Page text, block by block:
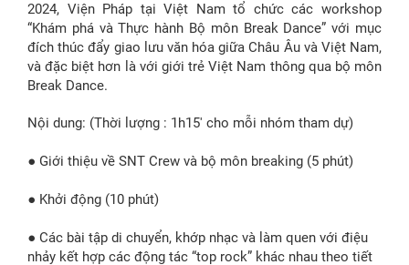
2024, Viện Pháp tại Việt Nam tổ chức các workshop
“Khám phá và Thực hành Bộ môn Break Dance” với mục
đích thúc đẩy giao lưu văn hóa giữa Châu Âu và Việt Nam,
và đặc biệt hơn là với giới trẻ Việt Nam thông qua bộ môn
Break Dance.
Nội dung: (Thời lượng : 1h15′ cho mỗi nhóm tham dự)
● Giới thiệu về SNT Crew và bộ môn breaking (5 phút)
● Khởi động (10 phút)
● Các bài tập di chuyển, khớp nhạc và làm quen với điệu
nhảy kết hợp các động tác “top rock” khác nhau theo tiết